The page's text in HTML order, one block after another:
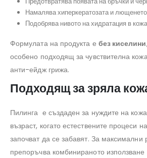
Намалява хиперкератозата и
Подобрява нивото на хидратация в
Формулата на продукта е без киселини
особено подходящ за чувствителна
анти-ейдж грижа.
Подходящ за зряла
Пилинга е създаден за нуждите на
възраст, когато естествените процеси
започват да се забавят. За максимални
препоръчва комбинираното